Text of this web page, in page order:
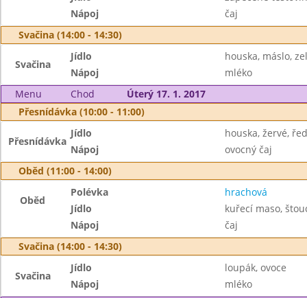
Nápoj
čaj
Svačina (14:00 - 14:30)
Svačina
Jídlo
houska, máslo,
Nápoj
mléko
Menu
Chod
Úterý 17. 1. 2017
Přesnídávka (10:00 - 11:00)
Přesnídávka
Jídlo
houska, žervé,
Nápoj
ovocný čaj
Oběd (11:00 - 14:00)
Oběd
Polévka
hrachová
Jídlo
kuřecí maso,
Nápoj
čaj
Svačina (14:00 - 14:30)
Svačina
Jídlo
loupák, ovoce
Nápoj
mléko